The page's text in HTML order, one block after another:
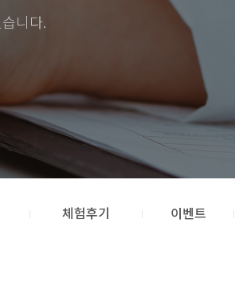
니다.
체험후기 이벤트